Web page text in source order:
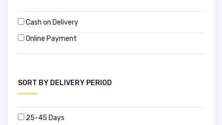
শফিক হাসান
শামসুজ্জামান খান
সৈয়দ ইশতিয়াক রেজা
সৌমিত্র চট্টোপাধ্যায়
Cash on Delivery
Online Payment
SORT BY DELIVERY PERIOD
25-45 Days